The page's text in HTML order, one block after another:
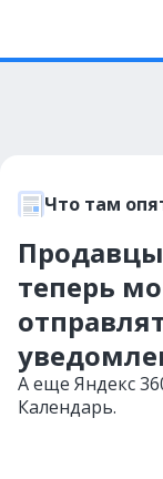
Что там
теперь
А еще Яндекс
Календарь.